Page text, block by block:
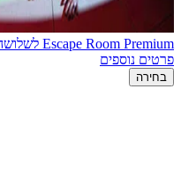
Escape Room Premium לשלושה משתתפים
פרטים נוספים
בחירה